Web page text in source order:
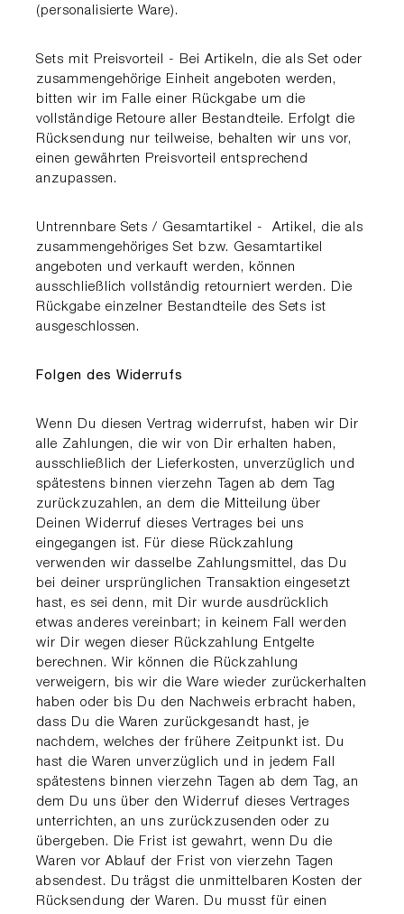
(personalisierte Ware).
Sets mit Preisvorteil - Bei Artikeln, die als Set oder
zusammengehörige Einheit angeboten werden,
bitten wir im Falle einer Rückgabe um die
vollständige Retoure aller Bestandteile. Erfolgt die
Rücksendung nur teilweise, behalten wir uns vor,
einen gewährten Preisvorteil entsprechend
anzupassen.
Untrennbare Sets / Gesamtartikel - Artikel, die als
zusammengehöriges Set bzw. Gesamtartikel
angeboten und verkauft werden, können
ausschließlich vollständig retourniert werden. Die
Rückgabe einzelner Bestandteile des Sets ist
ausgeschlossen.
Folgen des Widerrufs
Wenn Du diesen Vertrag widerrufst, haben wir Dir
alle Zahlungen, die wir von Dir erhalten haben,
ausschließlich der Lieferkosten, unverzüglich und
spätestens binnen vierzehn Tagen ab dem Tag
zurückzuzahlen, an dem die Mitteilung über
Deinen Widerruf dieses Vertrages bei uns
eingegangen ist. Für diese Rückzahlung
verwenden wir dasselbe Zahlungsmittel, das Du
bei deiner ursprünglichen Transaktion eingesetzt
hast, es sei denn, mit Dir wurde ausdrücklich
etwas anderes vereinbart; in keinem Fall werden
wir Dir wegen dieser Rückzahlung Entgelte
berechnen. Wir können die Rückzahlung
verweigern, bis wir die Ware wieder zurückerhalten
haben oder bis Du den Nachweis erbracht haben,
dass Du die Waren zurückgesandt hast, je
nachdem, welches der frühere Zeitpunkt ist. Du
hast die Waren unverzüglich und in jedem Fall
spätestens binnen vierzehn Tagen ab dem Tag, an
dem Du uns über den Widerruf dieses Vertrages
unterrichten, an uns zurückzusenden oder zu
übergeben. Die Frist ist gewahrt, wenn Du die
Waren vor Ablauf der Frist von vierzehn Tagen
absendest. Du trägst die unmittelbaren Kosten der
Rücksendung der Waren. Du musst für einen